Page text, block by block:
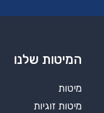
המיטות שלנו
מיטות
מיטות זוגיות